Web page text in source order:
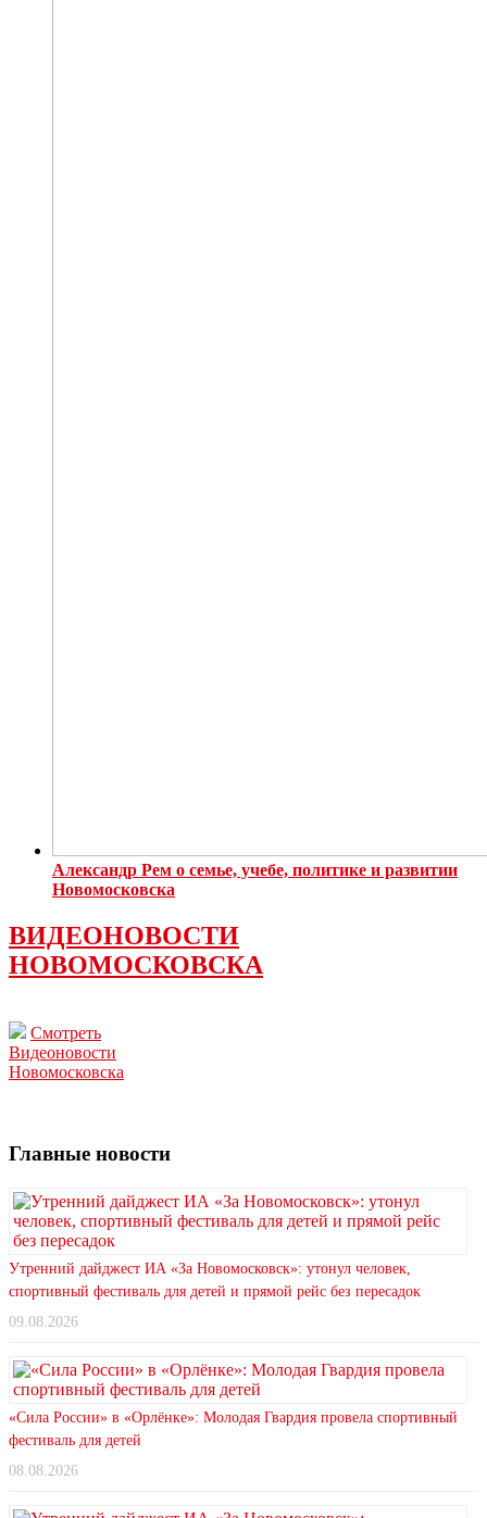
Александр Рем о семье, учебе, политике и развитии
Новомосковска
ВИДЕОНОВОСТИ
НОВОМОСКОВСКА
Смотреть
Видеоновости
Новомосковска
Главные новости
Утренний дайджест ИА «За Новомосковск»: утонул человек,
спортивный фестиваль для детей и прямой рейс без пересадок
09.08.2026
«Сила России» в «Орлёнке»: Молодая Гвардия провела спортивный
фестиваль для детей
08.08.2026